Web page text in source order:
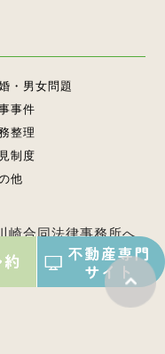
・男女問題
事件
整理
制度
他
崎合同法律事務所へ
Law Office